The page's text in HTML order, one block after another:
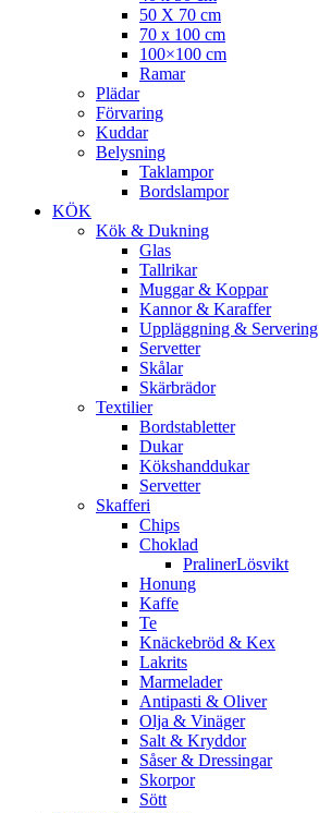
50 X 70 cm
70 x 100 cm
100×100 cm
Ramar
Plädar
Förvaring
Kuddar
Belysning
Taklampor
Bordslampor
KÖK
Kök & Dukning
Glas
Tallrikar
Muggar & Koppar
Kannor & Karaffer
Uppläggning & Servering
Servetter
Skålar
Skärbrädor
Textilier
Bordstabletter
Dukar
Kökshanddukar
Servetter
Skafferi
Chips
Choklad
PralinerLösvikt
Honung
Kaffe
Te
Knäckebröd & Kex
Lakrits
Marmelader
Antipasti & Oliver
Olja & Vinäger
Salt & Kryddor
Såser & Dressingar
Skorpor
Sött